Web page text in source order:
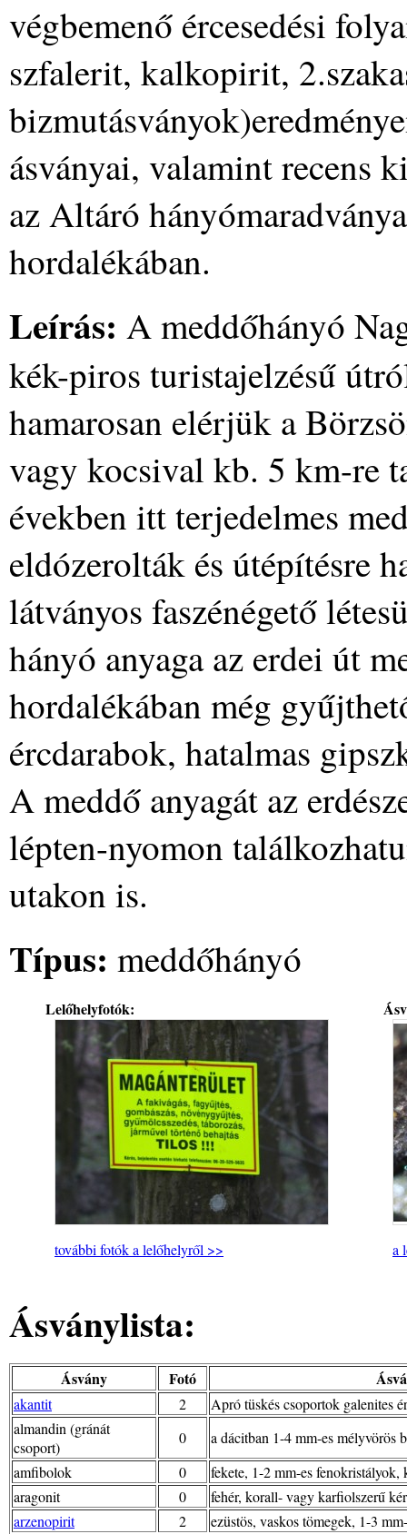
végbemenő ércesedési
szfalerit, kalkopirit,
ásványai, valamint recens
az Altáró
hordalékában.
Leírás: A meddőhányó
kék-piros turistajelzésű
hamarosan elérjük a
vagy kocsival kb. 5 km-re
években itt terjedelmes
eldózerolták és útépítésre
látványos faszénégető
hányó anyaga az erdei út
hordalékában még
ércdarabok, hatalmas
A meddő anyagát az
lépten-nyomon
utakon is.
Típus: meddőhányó
Lelőhelyfotók:
további fotók a lelőhelyről >> a
Ásványlista:
Ásvány Fotó
akantit 2
Apró tüskés csoportok galenites
almandin (gránát
csoport)
0
a dácitban 1-4 mm-es mélyvörös
amfibolok
0
fekete, 1-2 mm-es
aragonit
0
fehér, korall- vagy karfiolszerű
arzenopirit
2 ezüstös, vaskos tömegek, 1-3